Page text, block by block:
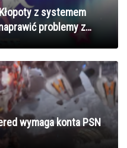
z systemem
problemy z
wymaga konta PSN